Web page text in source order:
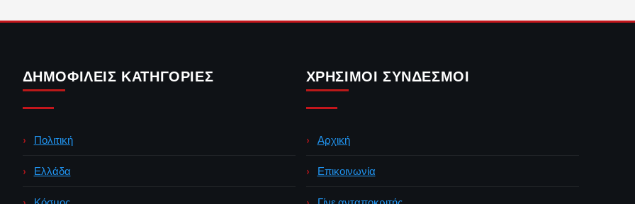
ΔΗΜΟΦΙΛΕΊΣ ΚΑΤΗΓΟΡΊΕΣ
Πολιτική
Ελλάδα
ΧΡΉΣΙΜΟΙ ΣΎΝΔΕΣΜΟΙ
Αρχική
Επικοινωνία